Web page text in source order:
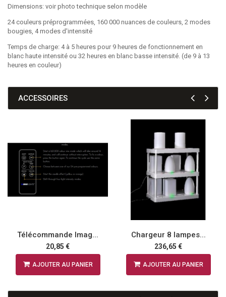
Dimensions: voir photo technique selon modèle
24 couleurs préprogrammées, 160 000 nuances de couleurs, 2 modes
bougies, 4 modes d'intensité
Temps de charge: 4 à 5 heures pour 9 heures de fonctionnement en
blanc haute intensité ou 32 heures en blanc basse intensité. (de 9 à 13
heures en couleur)
ACCESSOIRES
Télécommande Imag...
20,85 €
AJOUTER AU PANIER
Chargeur 8 lampes...
236,65 €
AJOUTER AU PANIER